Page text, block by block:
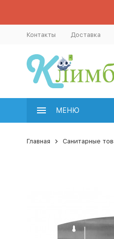
Контакты Доставка
МЕНЮ
Главная Санитарные